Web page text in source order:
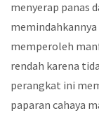
menyerap panas
memperoleh
rendah karena
perangkat ini
paparan cahaya